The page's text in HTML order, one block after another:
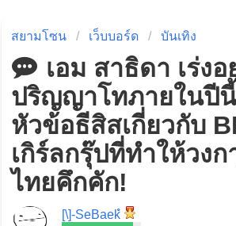
สยามโซน เว็บบอร์ด บันเทิง
เอม สาธิดา เร่ง
ปริญญาโทภายในปี
หัวข้อธีสิสเกี่ยวกับ
เกิร์ลกรุ๊ปที่ทำให้วงก
ไทยคึกคัก!
[\]-SeBaekํ